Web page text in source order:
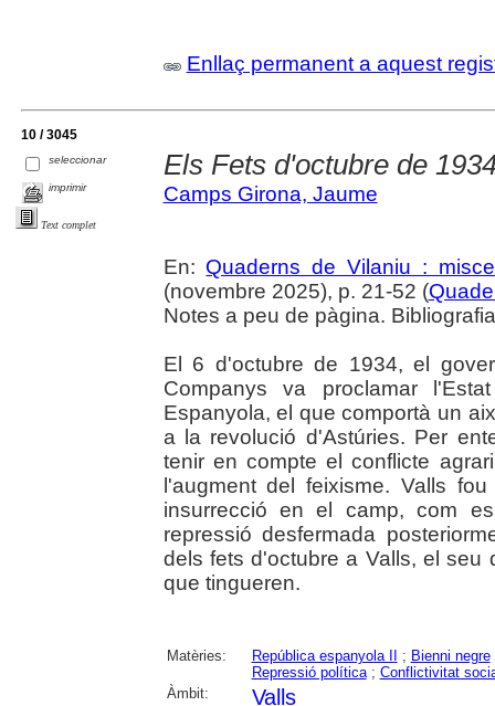
Enllaç permanent a aquest
10 / 3045
seleccionar
imprimir
Text complet
Els Fets d'octubre de
Camps Girona, Jaume
En: Quaderns de Vilaniu :
(novembre 2025), p. 21-52 (
Notes a peu de pàgina.
El 6 d'octubre de 1934, el
Companys va proclamar
Espanyola, el que comportà un
a la revolució d'Astúries. Per
tenir en compte el conflicte
l'augment del feixisme. Valls
insurrecció en el camp, com
repressió desfermada
dels fets d'octubre a Valls, el seu
que tingueren.
Matèries: República espanyola II ; Bienni negre
Repressió política; Conflictivitat
Àmbit:
Valls